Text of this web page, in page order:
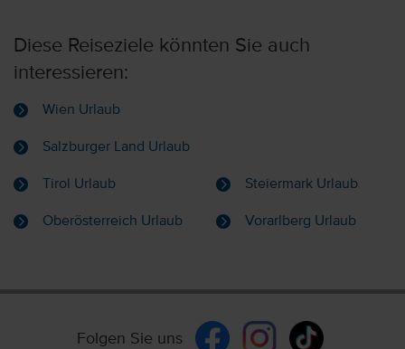
Diese Reiseziele könnten Sie auch
interessieren:
Wien Urlaub
Salzburger Land Urlaub
Tirol Urlaub Steiermark Urlaub
Oberösterreich Urlaub Vorarlberg Urlaub
Folgen Sie uns